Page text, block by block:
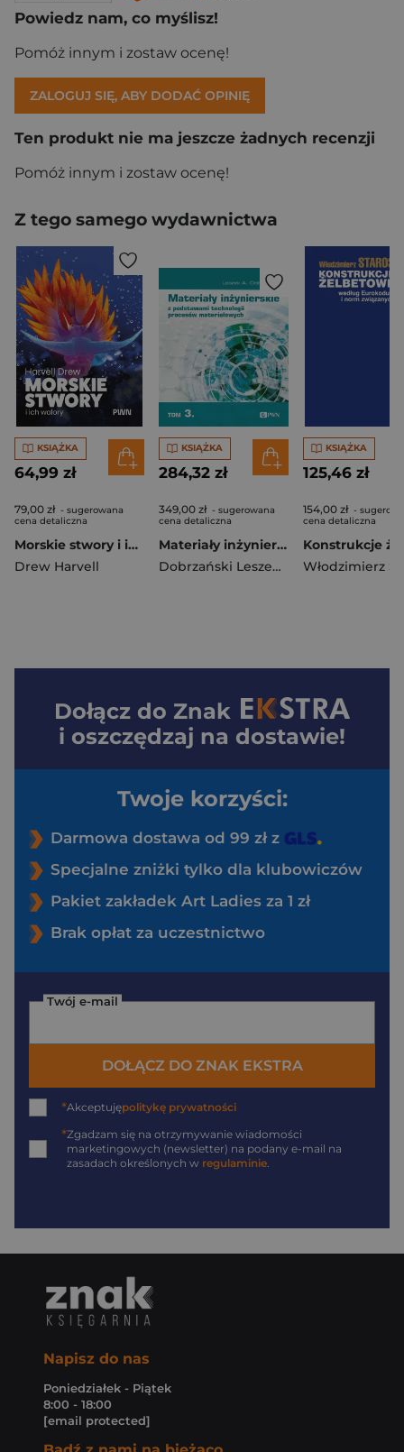
Powiedz nam, co myślisz!
Pomóż innym i zostaw ocenę!
ZALOGUJ SIĘ, ABY DODAĆ OPINIĘ
Ten produkt nie ma jeszcze żadnych recenzji
Pomóż innym i zostaw ocenę!
Z tego samego wydawnictwa
KSIĄŻKA
64,99 zł
79,00 zł - sugerowana
cena detaliczna
Morskie stwory i ich walory
Drew Harvell
KSIĄŻKA
284,32 zł
349,00 zł - sugerowana
cena detaliczna
Materiały inżynierskie z podstawami technologii procesów materiałowych. Tom 3
Dobrzański Leszek A.
KSIĄŻKA
125,46 zł
154,00 zł -
cena detaliczna
Dołącz do Znak
i oszczędzaj na dostawie!
Twoje korzyści:
Darmowa dostawa od 99 zł z
Specjalne zniżki tylko dla klubowiczów
Pakiet zakładek Art Ladies za 1 zł
Brak opłat za uczestnictwo
Twój e-mail
DOŁĄCZ DO ZNAK EKSTRA
*Akceptujępolitykę prywatności
*Zgadzam się na otrzymywanie wiadomości
marketingowych (newsletter) na podany e-mail na
zasadach określonych w regulaminie
Napisz do nas
Poniedziałek - Piątek
8:00 - 18:00
[email protected]